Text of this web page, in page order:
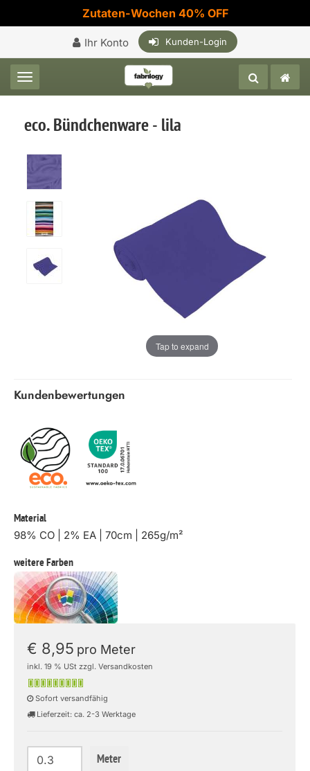
Zutaten-Wochen 40% OFF
Ihr Konto Kunden-Login
Toggle navigation
eco. Bündchenware - lila
Tap to expand
Kundenbewertungen
Material
98% CO | 2% EA | 70cm | 265g/m²
weitere Farben
€ 8,95 pro Meter
inkl. 19 % USt zzgl. Versandkosten
Sofort versandfähig
Lieferzeit: ca. 2-3 Werktage
Meter